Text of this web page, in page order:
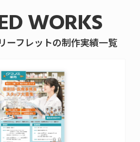
WORKS
ーフレットの制作実績一覧